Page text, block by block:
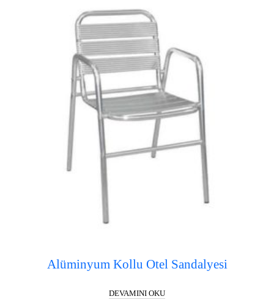
Alüminyum Kollu Otel Sandalyesi
DEVAMINI OKU